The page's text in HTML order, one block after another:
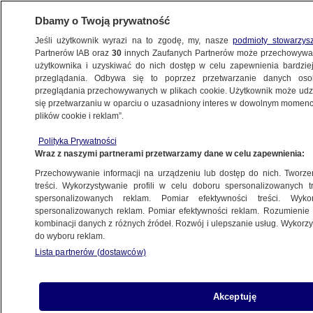
POLSKA
z radością
13.10.2019, 21:46
Udostępnij
Dbamy o Twoją prywatność
Jeśli użytkownik wyrazi na to zgodę, my, naszepodmioty
Partnerów IAB oraz30 innych Zaufanych Partnerów może
użytkownika i uzyskiwać do nich dostęp w celu zapewnienia
przeglądania. Odbywa się to poprzez przetwarzanie danych
przeglądania przechowywanych w plikach cookie. Użytkownik może
się przetwarzaniu w oparciu o uzasadniony interes w dowolnym
plików cookie i reklam”.
Polityka Prywatności
Wraz z naszymi partnerami przetwarzamy dane w celu zapewnienia:
Przechowywanie informacji na urządzeniu lub dostęp do nich.
treści. Wykorzystywanie profili w celu doboru spersonalizowanych
spersonalizowanych reklam. Pomiar efektywności treści.
spersonalizowanych reklam. Pomiar efektywności reklam.
kombinacji danych z różnych źródeł. Rozwój i ulepszanie usług.
do wyboru reklam.
Lista partnerów (dostawców)
Akceptuję